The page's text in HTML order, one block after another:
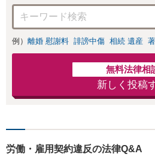
例） 離婚 慰謝料 誹謗中傷 相続 遺産
無料法律相
新しく投稿
労働・雇用契約違反の法律Q&A